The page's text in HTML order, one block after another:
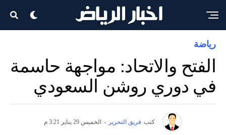
رياضة
الفتح والاتحاد: مواجهة حاسمة
في دوري روشن السعودي
كتب فريق التحرير - الخميس 29 يناير 3:21 م